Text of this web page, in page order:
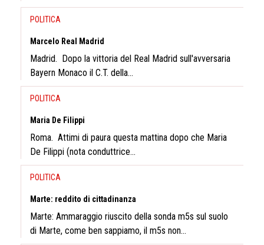
POLITICA
Marcelo Real Madrid
Madrid. Dopo la vittoria del Real Madrid sull'avversaria
Bayern Monaco il C.T. della...
POLITICA
Maria De Filippi
Roma. Attimi di paura questa mattina dopo che Maria
De Filippi (nota conduttrice...
POLITICA
Marte: reddito di cittadinanza
Marte: Ammaraggio riuscito della sonda m5s sul suolo
di Marte, come ben sappiamo, il m5s non...